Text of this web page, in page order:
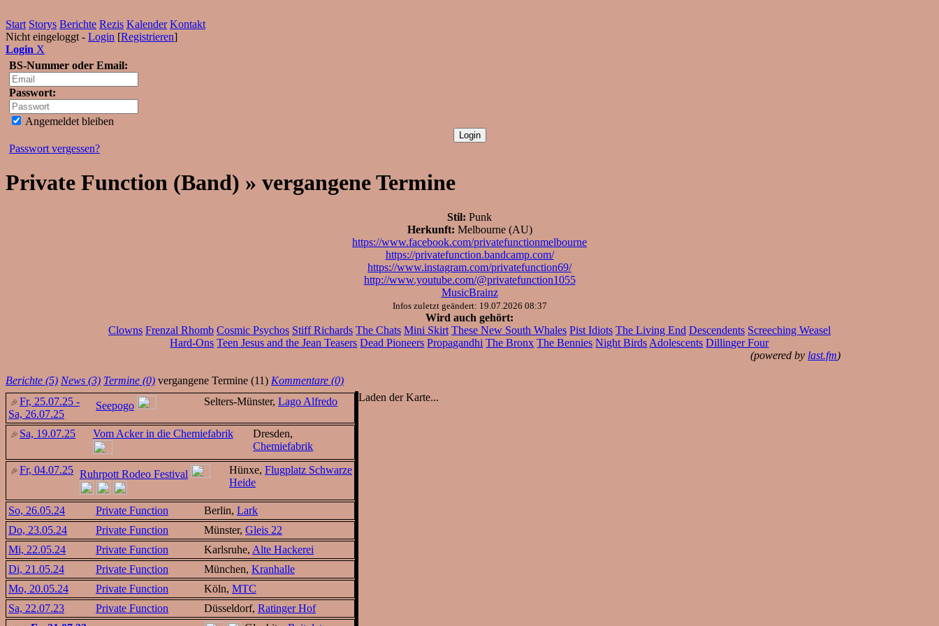
Start Storys Berichte Rezis Kalender Kontakt
Nicht eingeloggt - Login [Registrieren]
Login X
BS-Nummer oder Email:
Passwort:
Angemeldet bleiben
Passwort vergessen?
Private Function (Band) » vergangene Termine
Stil: Punk
Herkunft: Melbourne (AU)
https://www.facebook.com/privatefunctionmelbourne
https://privatefunction.bandcamp.com/
https://www.instagram.com/privatefunction69/
http://www.youtube.com/@privatefunction1055
MusicBrainz
Infos zuletzt geändert: 19.07.2026 08:37
Wird auch gehört:
Clowns Frenzal Rhomb Cosmic Psychos Stiff Richards The Chats Mini Skirt These New South Whales Pist Idiots The Living End Descendents Screeching Weasel
Hard-Ons Teen Jesus and the Jean Teasers Dead Pioneers Propagandhi The Bronx The Bennies Night Birds Adolescents Dillinger Four
(powered by last.fm)
Berichte (5) News (3) Termine (0) vergangene Termine (11) Kommentare (0)
Fr, 25.07.25 -
Sa, 26.07.25
Seepogo Selters-Münster, Lago Alfredo
Sa, 19.07.25 Vom Acker in die Chemiefabrik
Dresden,
Chemiefabrik
Fr, 04.07.25 Ruhrpott Rodeo Festival Hünxe, Flugplatz Schwarze
Heide
So, 26.05.24 Private Function Berlin, Lark
Do, 23.05.24
Private Function Münster, Gleis 22
Mi, 22.05.24
Private Function Karlsruhe, Alte Hackerei
Di, 21.05.24
Private Function München, Kranhalle
Mo, 20.05.24
Private Function Köln, MTC
Sa, 22.07.23
Private Function Düsseldorf, Ratinger Hof
Laden der Karte...